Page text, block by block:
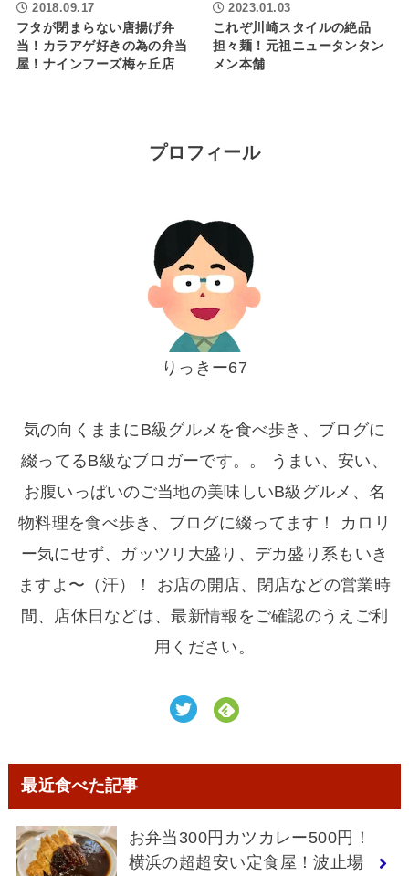
2018.09.17
フタが閉まらない唐揚げ弁
当！カラアゲ好きの為の弁当
屋！ナインフーズ梅ヶ丘店
2023.01.03
これぞ川崎スタイルの絶品
担々麺！元祖ニュータンタン
メン本舗
プロフィール
りっきー67
気の向くままにB級グルメを食べ歩き、ブログに
綴ってるB級なブロガーです。。 うまい、安い、
お腹いっぱいのご当地の美味しいB級グルメ、名
物料理を食べ歩き、ブログに綴ってます！ カロリ
ー気にせず、ガッツリ大盛り、デカ盛り系もいき
ますよ〜（汗）！ お店の開店、閉店などの営業時
間、店休日などは、最新情報をご確認のうえご利
用ください。
最近食べた記事
お弁当300円カツカレー500円！
横浜の超超安い定食屋！波止場